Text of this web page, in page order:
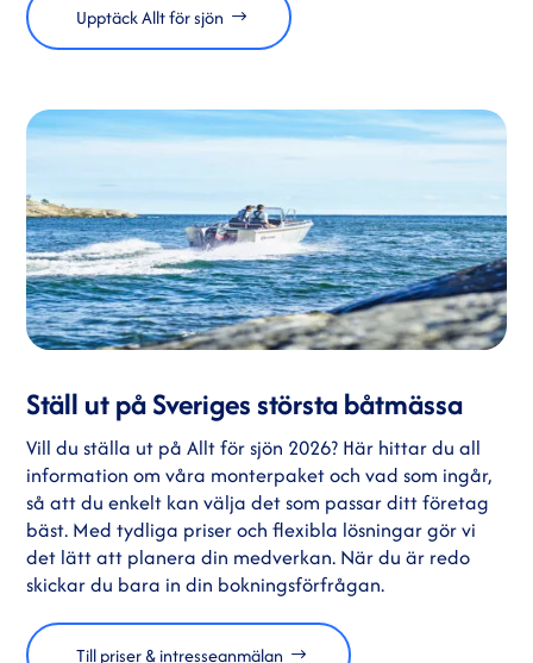
Upptäck Allt för sjön
Ställ ut på Sveriges största båtmässa
Vill du ställa ut på Allt för sjön 2026? Här hittar du all
information om våra monterpaket och vad som ingår,
så att du enkelt kan välja det som passar ditt företag
bäst. Med tydliga priser och flexibla lösningar gör vi
det lätt att planera din medverkan. När du är redo
skickar du bara in din bokningsförfrågan.
Till priser & intresseanmälan